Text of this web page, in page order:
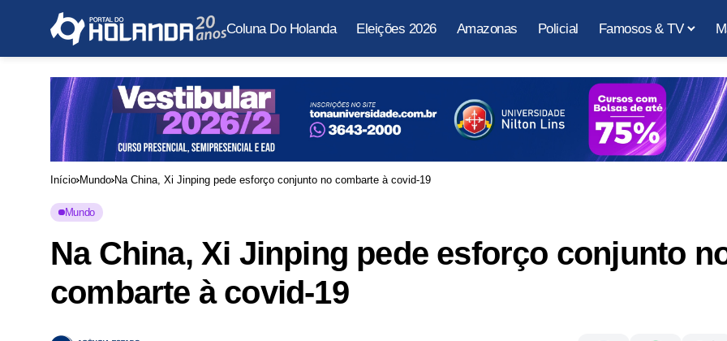
Coluna Do Holanda Eleições 2026 Amazonas Policial Famosos & TV
Início Mundo Na China, Xi Jinping pede esforço conjunto no combarte à covid-19
Mundo
Na China, Xi Jinping pede esforço conjunto
combarte à covid-19